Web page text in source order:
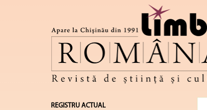
REGISTRU ACTUAL